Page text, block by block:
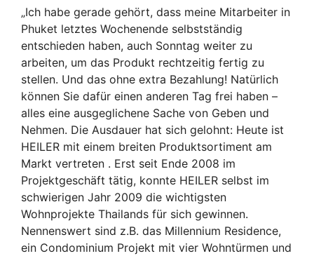
„Ich habe gerade gehört, dass meine Mitarbeiter in
Phuket letztes Wochenende selbstständig
entschieden haben, auch Sonntag weiter zu
arbeiten, um das Produkt rechtzeitig fertig zu
stellen. Und das ohne extra Bezahlung! Natürlich
können Sie dafür einen anderen Tag frei haben –
alles eine ausgeglichene Sache von Geben und
Nehmen. Die Ausdauer hat sich gelohnt: Heute ist
HEILER mit einem breiten Produktsortiment am
Markt vertreten . Erst seit Ende 2008 im
Projektgeschäft tätig, konnte HEILER selbst im
schwierigen Jahr 2009 die wichtigsten
Wohnprojekte Thailands für sich gewinnen.
Nennenswert sind z.B. das Millennium Residence,
ein Condominium Projekt mit vier Wohntürmen und